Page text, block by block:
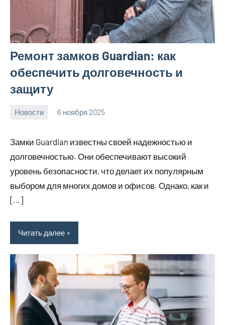
Ремонт замков Guardian: как
обеспечить долговечность и
защиту
Новости 6 ноября 2025
Замки Guardian известны своей надежностью и
долговечностью. Они обеспечивают высокий
уровень безопасности, что делает их популярным
выбором для многих домов и офисов. Однако, как и
[…]
Читать далее